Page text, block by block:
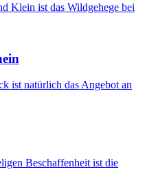
Klein ist das Wildgehege bei
ist natürlich das Angebot an
Beschaffenheit ist die